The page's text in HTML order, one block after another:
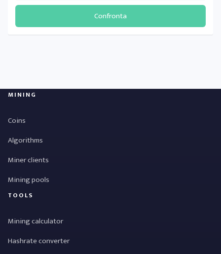
Confronta
MINING
Coins
Algorithms
Miner clients
Mining pools
TOOLS
Mining calculator
Hashrate converter